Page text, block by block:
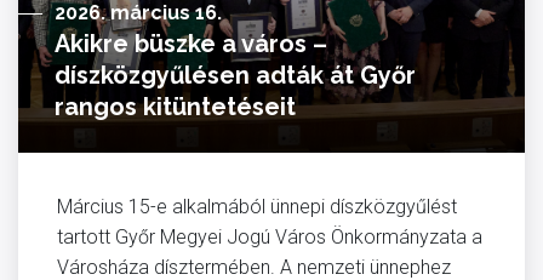
2026. március 16.
Akikre büszke a város –
díszközgyűlésen adták át Győr
rangos kitüntetéseit
Március 15-e alkalmából ünnepi díszközgyűlést
tartott Győr Megyei Jogú Város Önkormányzata a
Városháza dísztermében. A nemzeti ünnephez